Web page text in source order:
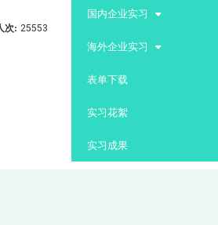
次: 25553
国内企业实习
海外企业实习
表单下载
实习花絮
实习成果